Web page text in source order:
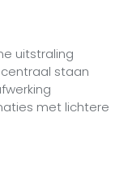
uitstraling
staan
met lichtere